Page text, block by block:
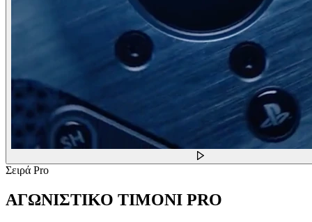
Σειρά Pro
ΑΓΩΝΙΣΤΙΚΟ ΤΙΜΟΝΙ PRO